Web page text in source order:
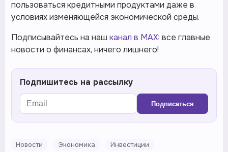
пользоваться кредитными продуктами даже в
условиях изменяющейся экономической среды.
Подписывайтесь на наш канал в MAX: все главные
новости о финансах, ничего лишнего!
Подпишитесь на рассылку
Подписаться
Новости Экономика
Инвестиции